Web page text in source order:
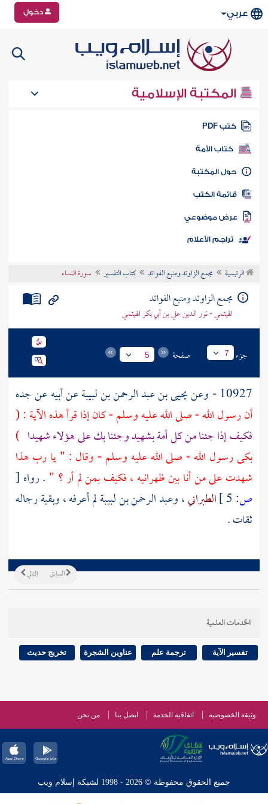
عربي دخول
المكتبة الإسلامية
كتب PDF
كتاب الأمة
المكتبة
الكتب
موضوعي
تراجم الأعلام
الرئيسية مجمع الزاوئد ومنبع الفوائد كتاب التفسير سورة النساء
مجمع الزاوئد ومنبع الفوائد
الهيثمي - نور الدين علي بن أبي بكر الهيثمي
جزء 7 صفحة 5
10927 - وعن يحيى بن عبد الرحمن بن لبيبةعن أبيه عن جده
أن رسول الله - صلى الله عليه وسلم - كان إذا قرأ هذه الآية : (
فكيف إذا جئنا من كل أمة بشهيد وجئنا بك على هؤلاء شهيدا )
بكى رسول الله - صلى الله عليه وسلم - وقال : " يا رب هذا
شهدت على من أنا بين ظهرانيه ، فكيف بمن لم أر ؟ " . رواه [
ص:
الطبراني،وعبد الرحمن بن لبيبةلم أعرفه ، وبقية رجاله
ثقات .
التالي السابق
الخدمات العلمية
تفسير الآية ترجمة علم عناوين الشجرة تخريج حديث
وثيقة الخصوصية اتفاقية الخدمة اتصل بنا من نحن
جميع الحقوق محفوظة © 2026 - 1998 لشبكة إسلام ويب